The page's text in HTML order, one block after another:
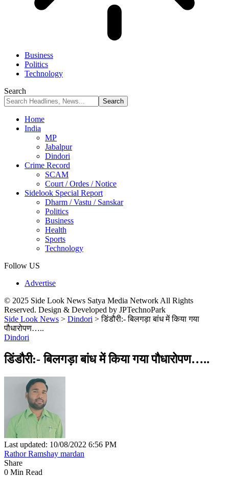
Business
Politics
Technology
Search
Home
India
MP
Jabalpur
Dindori
Crime Record
SCAM
Court / Ordes / Notice
Sidelook Special Report
Dharm / Vastu / Sanskar
Politics
Business
Health
Sports
Technology
Follow US
Advertise
© 2025 Side Look News Satya Media Network All Rights
Reserved. Design & Developed by JPTechnoPark
Side Look News > Dindori >डिंडौरी:- बिलगड़ा बांध में किया गया
पौधारोपण…..
Dindori
डिंडौरी:- बिलगड़ा बांध में किया गया पौधारोपण…..
Last updated: 10/08/2022 6:56 PM
Rathor Ramshay mardan
Share
0 Min Read